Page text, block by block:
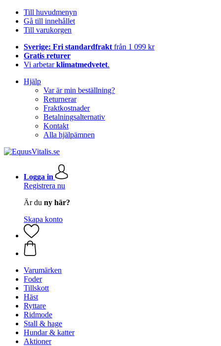
Till huvudmenyn
Gå till innehållet
Till varukorgen
Sverige: Fri standardfrakt från 1 099 kr
Gratis returer
Vi arbetarklimatmedvetet.
Hjälp
Var är min beställning?
Returnerar
Fraktkostnader
Betalningsalternativ
Kontakt
Alla hjälpämnen
Logga in
Registrera nu
Är du ny här?
Skapa konto
Varumärken
Foder
Tillskott
Häst
Ryttare
Ridmode
Stall & hage
Hundar & katter
Aktioner